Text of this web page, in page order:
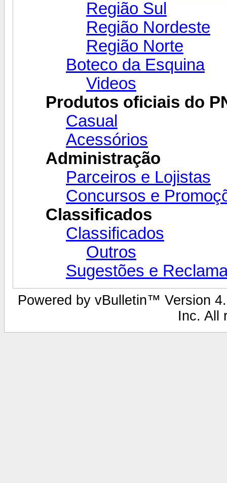
Região Sul
Região Nordeste
Região Norte
Boteco da Esquina
Videos
Produtos oficiais do
Casual
Acessórios
Administração
Parceiros e Lojistas
Concursos e
Classificados
Classificados
Outros
Sugestões e
Powered by vBulletin™ Version
Inc. All